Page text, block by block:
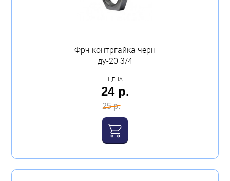
Фрч контргайка черн
ду-20 3/4
ЦЕНА
24 р.
25 р.